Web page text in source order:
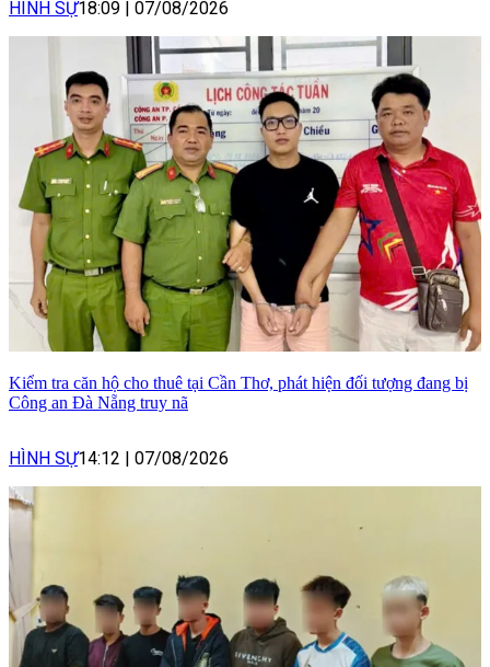
HÌNH SỰ18:09 07/08/2026
Kiểm tra căn hộ cho thuê tại Cần Thơ, phát hiện đối tượng đang bị
Công an Đà Nẵng truy nã
HÌNH SỰ14:12 07/08/2026